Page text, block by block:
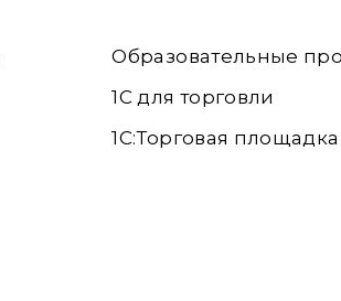
Образовательные
1С для торговли
1С:Торговая площадка